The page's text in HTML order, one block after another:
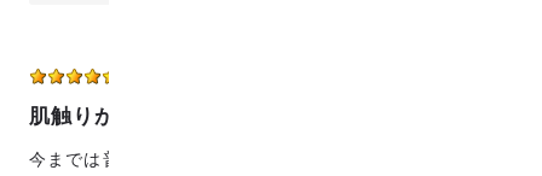
肌触りが本当に良い！！！
今までは普通のミニタオルを使っていました。特に汗をか